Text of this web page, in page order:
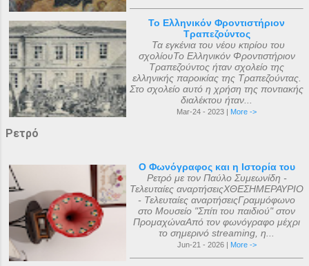
Το Ελληνικόν Φροντιστήριον
Τραπεζούντος
Τα εγκένια του νέου κτιρίου του
σχολίουΤο Ελληνικόν Φροντιστήριον
Τραπεζούντος ήταν σχολείο της
ελληνικής παροικίας της Τραπεζούντας.
Στο σχολείο αυτό η χρήση της ποντιακής
διαλέκτου ήταν...
Mar-24 - 2023 | More ->
Ρετρό
Ο Φωνόγραφος και η Ιστορία του
Ρετρό με τον Παύλο Συμεωνίδη -
Τελευταίες αναρτήσειςΧΘΕΣΗΜΕΡΑΥΡΙΟ
- Τελευταίες αναρτήσειςΓραμμόφωνο
στο Μουσείο "Σπίτι του παιδιού" στον
ΠρομαχώναΑπό τον φωνόγραφο μέχρι
το σημερινό streaming, η...
Jun-21 - 2026 | More ->